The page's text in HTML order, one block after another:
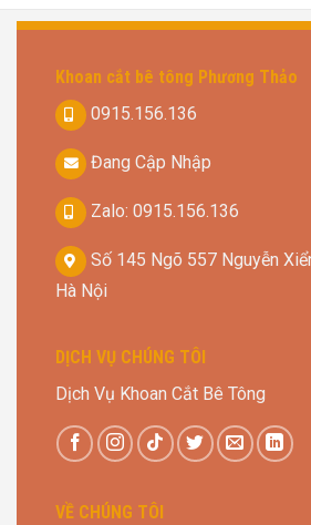
Khoan cắt bê tông Phương Thảo
0915.156.136
Đang Cập Nhập
Zalo: 0915.156.136
Số 145 Ngõ 557 Nguyễn
Hà Nội
DỊCH VỤ CHÚNG TÔI
Dịch Vụ Khoan Cắt Bê Tông
VỀ CHÚNG TÔI